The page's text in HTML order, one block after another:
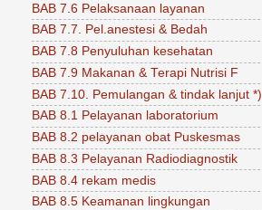
BAB 7.6 Pelaksanaan layanan
BAB 7.7. Pel.anestesi & Bedah
BAB 7.8 Penyuluhan kesehatan
BAB 7.9 Makanan & Terapi Nutrisi F
BAB 7.10. Pemulangan & tindak lanjut *)
BAB 8.1 Pelayanan laboratorium
BAB 8.2 pelayanan obat Puskesmas
BAB 8.3 Pelayanan Radiodiagnostik
BAB 8.4 rekam medis
BAB 8.5 Keamanan lingkungan